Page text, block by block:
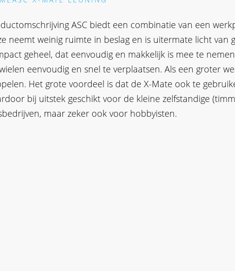
EN TRAPPEN
ladders
trappen
ladders
ASC biedt een combinatie van een
neemt weinig ruimte in beslag en is uitermate licht van
geheel, dat eenvoudig en makkelijk is mee te
eenvoudig en snel te verplaatsen. Als een groter
Het grote voordeel is dat de X-Mate ook te
bij uitstek geschikt voor de kleine zelfstandige
maar zeker ook voor hobbyisten.